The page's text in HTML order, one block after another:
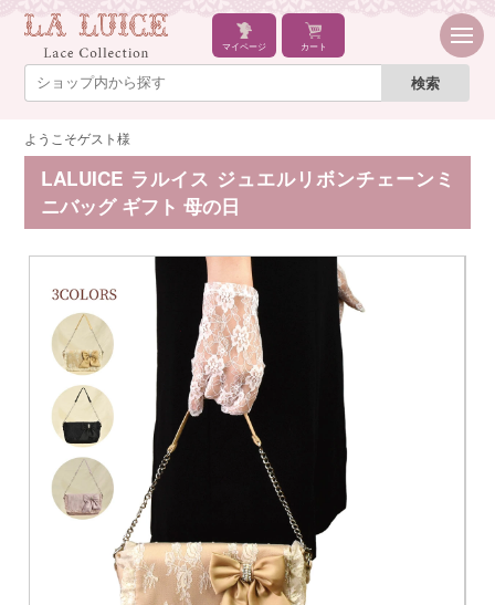
マイページ カート
ようこそゲスト様
LALUICE ラルイス ジュエルリボンチェーンミ
ニバッグ ギフト 母の日